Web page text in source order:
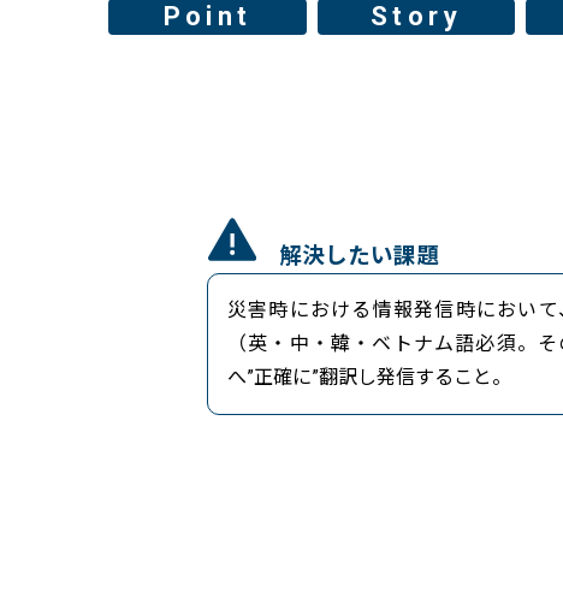
Point Story
解決したい課題
災害時における情報発信時におい
（英・中・韓・ベトナム語必須。
へ”正確に”翻訳し発信すること。